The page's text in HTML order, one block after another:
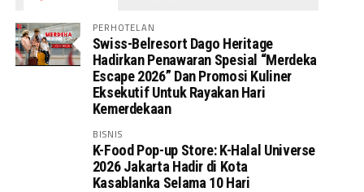
PERHOTELAN
Swiss-Belresort Dago Heritage
Hadirkan Penawaran Spesial “Merdeka
Escape 2026” Dan Promosi Kuliner
Eksekutif Untuk Rayakan Hari
Kemerdekaan
BISNIS
K-Food Pop-up Store: K-Halal Universe
2026 Jakarta Hadir di Kota
Kasablanka Selama 10 Hari